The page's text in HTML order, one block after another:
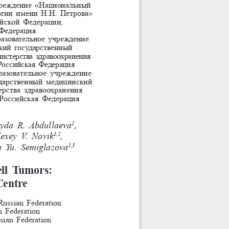
«Национальный
имени Н.Н. Петрова»
Федерации,
учреждение
государственный
здравоохранения
Федерация
учреждение
медицинский
здравоохранения
Федерация
R.  Abdullaeva1
V.  Novik
1,2
Yu.   Semiglazova
1,3
Tumors:
Federation
Federation
Federation